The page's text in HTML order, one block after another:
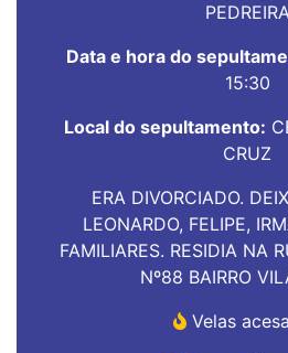
Data e hora do
15:30
Local do sepultamento:
CRUZ
ERA DIVORCIADO.
LEONARDO, FELIPE,
FAMILIARES. RESIDIA NA
Nº88 BAIRRO
Velas